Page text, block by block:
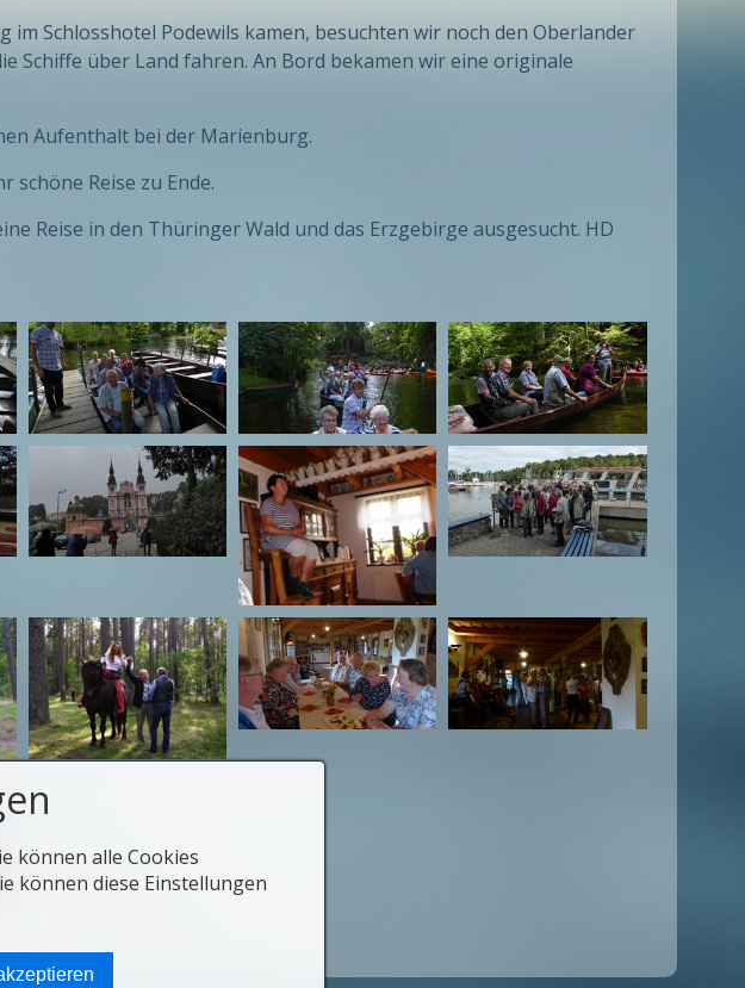
Schlosshotel Podewils kamen, besuchten wir noch den Oberlander
Schiffe über Land fahren. An Bord bekamen wir eine originale
Aufenthalt bei der Marienburg.
schöne Reise zu Ende.
Reise in den Thüringer Wald und das Erzgebirge ausgesucht. HD
können alle Cookies
können diese Einstellungen